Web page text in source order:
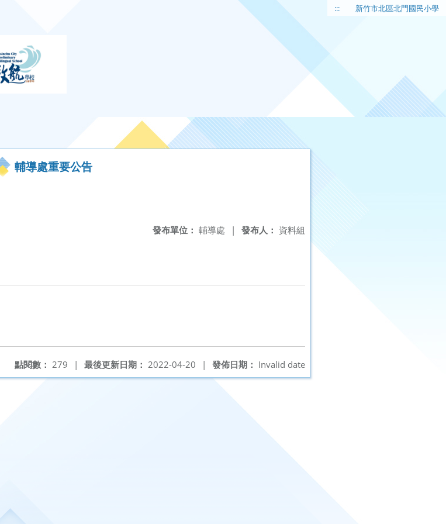
::: 新竹市北區北門國民小學
輔導處重要公告
發布人： 資料組
發布單位： 輔導處 |
發佈日期： Invalid date
最後更新日期： 2022-04-20 |
點閱數： 279 |